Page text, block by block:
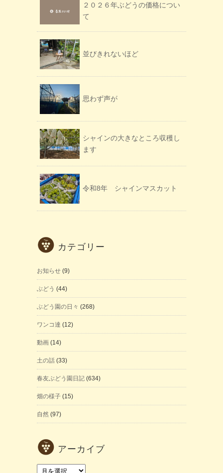
２０２６年ぶどうの価格につい
て
並びきれないほど
思わず声が
シャインの大きなところ収穫し
ます
令和8年 シャインマスカット
カテゴリー
お知らせ (9)
ぶどう (44)
ぶどう園の日々 (268)
ワンコ達 (12)
動画 (14)
土の話 (33)
春友ぶどう園日記 (634)
畑の様子 (15)
自然 (97)
アーカイブ
ア